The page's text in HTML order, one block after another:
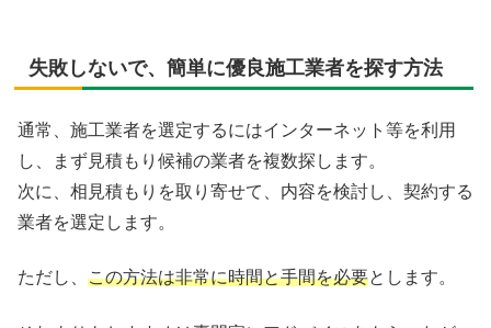
失敗しないで、簡単に優良施工業者を探す方法
通常、施工業者を選定するにはインターネット等を利用
し、まず見積もり候補の業者を複数探します。
次に、相見積もりを取り寄せて、内容を検討し、契約する
業者を選定します。
ただし、 この方法は非常に時間と手間を必要とします。